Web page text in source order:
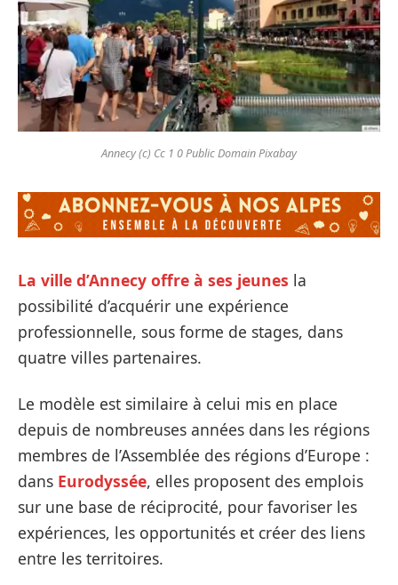
Annecy (c) Cc 1 0 Public Domain Pixabay
La ville d’Annecy offre à ses jeunes la
possibilité d’acquérir une expérience
professionnelle, sous forme de stages, dans
quatre villes partenaires.
Le modèle est similaire à celui mis en place
depuis de nombreuses années dans les régions
membres de l’Assemblée des régions d’Europe :
dans Eurodyssée, elles proposent des emplois
sur une base de réciprocité, pour favoriser les
expériences, les opportunités et créer des liens
entre les territoires.